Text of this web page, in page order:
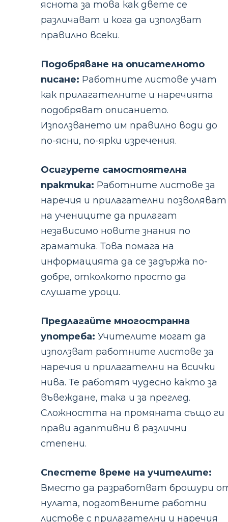
яснота за това как двете се
различават и кога да използват
правилно всеки.
Подобряване на описателното
писане: Работните листове учат
как прилагателните и наречията
подобряват описанието.
Използването им правилно води до
по-ясни, по-ярки изречения.
Осигурете самостоятелна
практика: Работните листове за
наречия и прилагателни позволяват
на учениците да прилагат
независимо новите знания по
граматика. Това помага на
информацията да се задържа по-
добре, отколкото просто да
слушате уроци.
Предлагайте многостранна
употреба: Учителите могат да
използват работните листове за
наречия и прилагателни на всички
нива. Те работят чудесно както за
въвеждане, така и за преглед.
Сложността на промяната също ги
прави адаптивни в различни
степени.
Спестете време на учителите:
Вместо да разработват брошури
нулата, подготвените работни
листове с прилагателни и наречия